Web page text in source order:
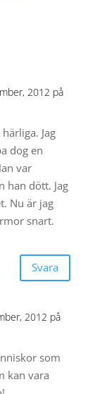
2012 på
Jag
dog en
var
han dött. Jag
Nu är jag
snart.
Svara
2012 på
som
kan vara